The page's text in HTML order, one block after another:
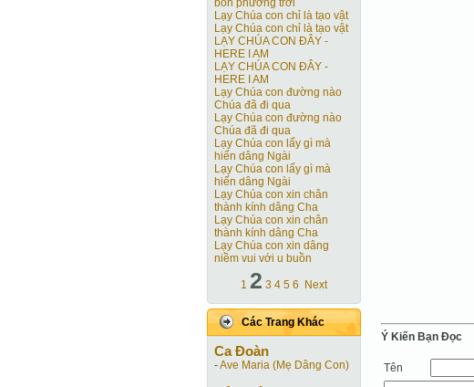
bốn phương trời
Lạy Chúa con chỉ là tạo vật
Lạy Chúa con chỉ là tạo vật
LẠY CHÚA CON ĐÂY -
HERE I AM
LẠY CHÚA CON ĐÂY -
HERE I AM
Lạy Chúa con đường nào
Chúa đã đi qua
Lạy Chúa con đường nào
Chúa đã đi qua
Lạy Chúa con lấy gì mà
hiến dâng Ngài
Lạy Chúa con lấy gì mà
hiến dâng Ngài
Lạy Chúa con xin chân
thành kính dâng Cha
Lạy Chúa con xin chân
thành kính dâng Cha
Lạy Chúa con xin dâng
niềm vui với u buồn
1 2 3 4 5 6 Next
Các Trang Khác
Ca Ðoàn
-Ave Maria (Mẹ Dâng Con)
Ý Kiến Bạn Ðọc
Tên